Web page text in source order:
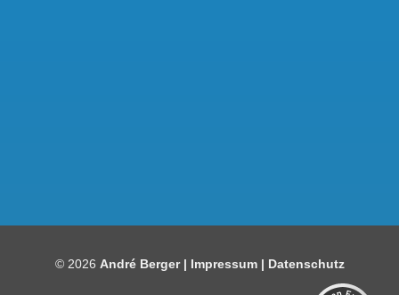
© 2026 André Berger | Impressum| Datenschutz
Empfehlungen auf